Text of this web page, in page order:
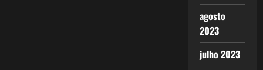
agosto
2023
julho 2023